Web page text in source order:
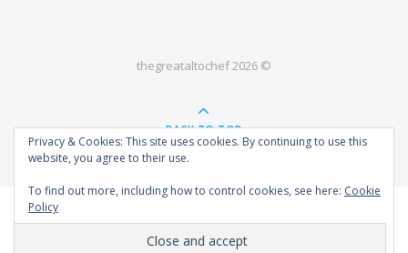
thegreataltochef 2026 ©
BACK TO TOP
Privacy & Cookies: This site uses cookies. By continuing to use this
website, you agree to their use.
To find out more, including how to control cookies, see here: Cookie
Policy